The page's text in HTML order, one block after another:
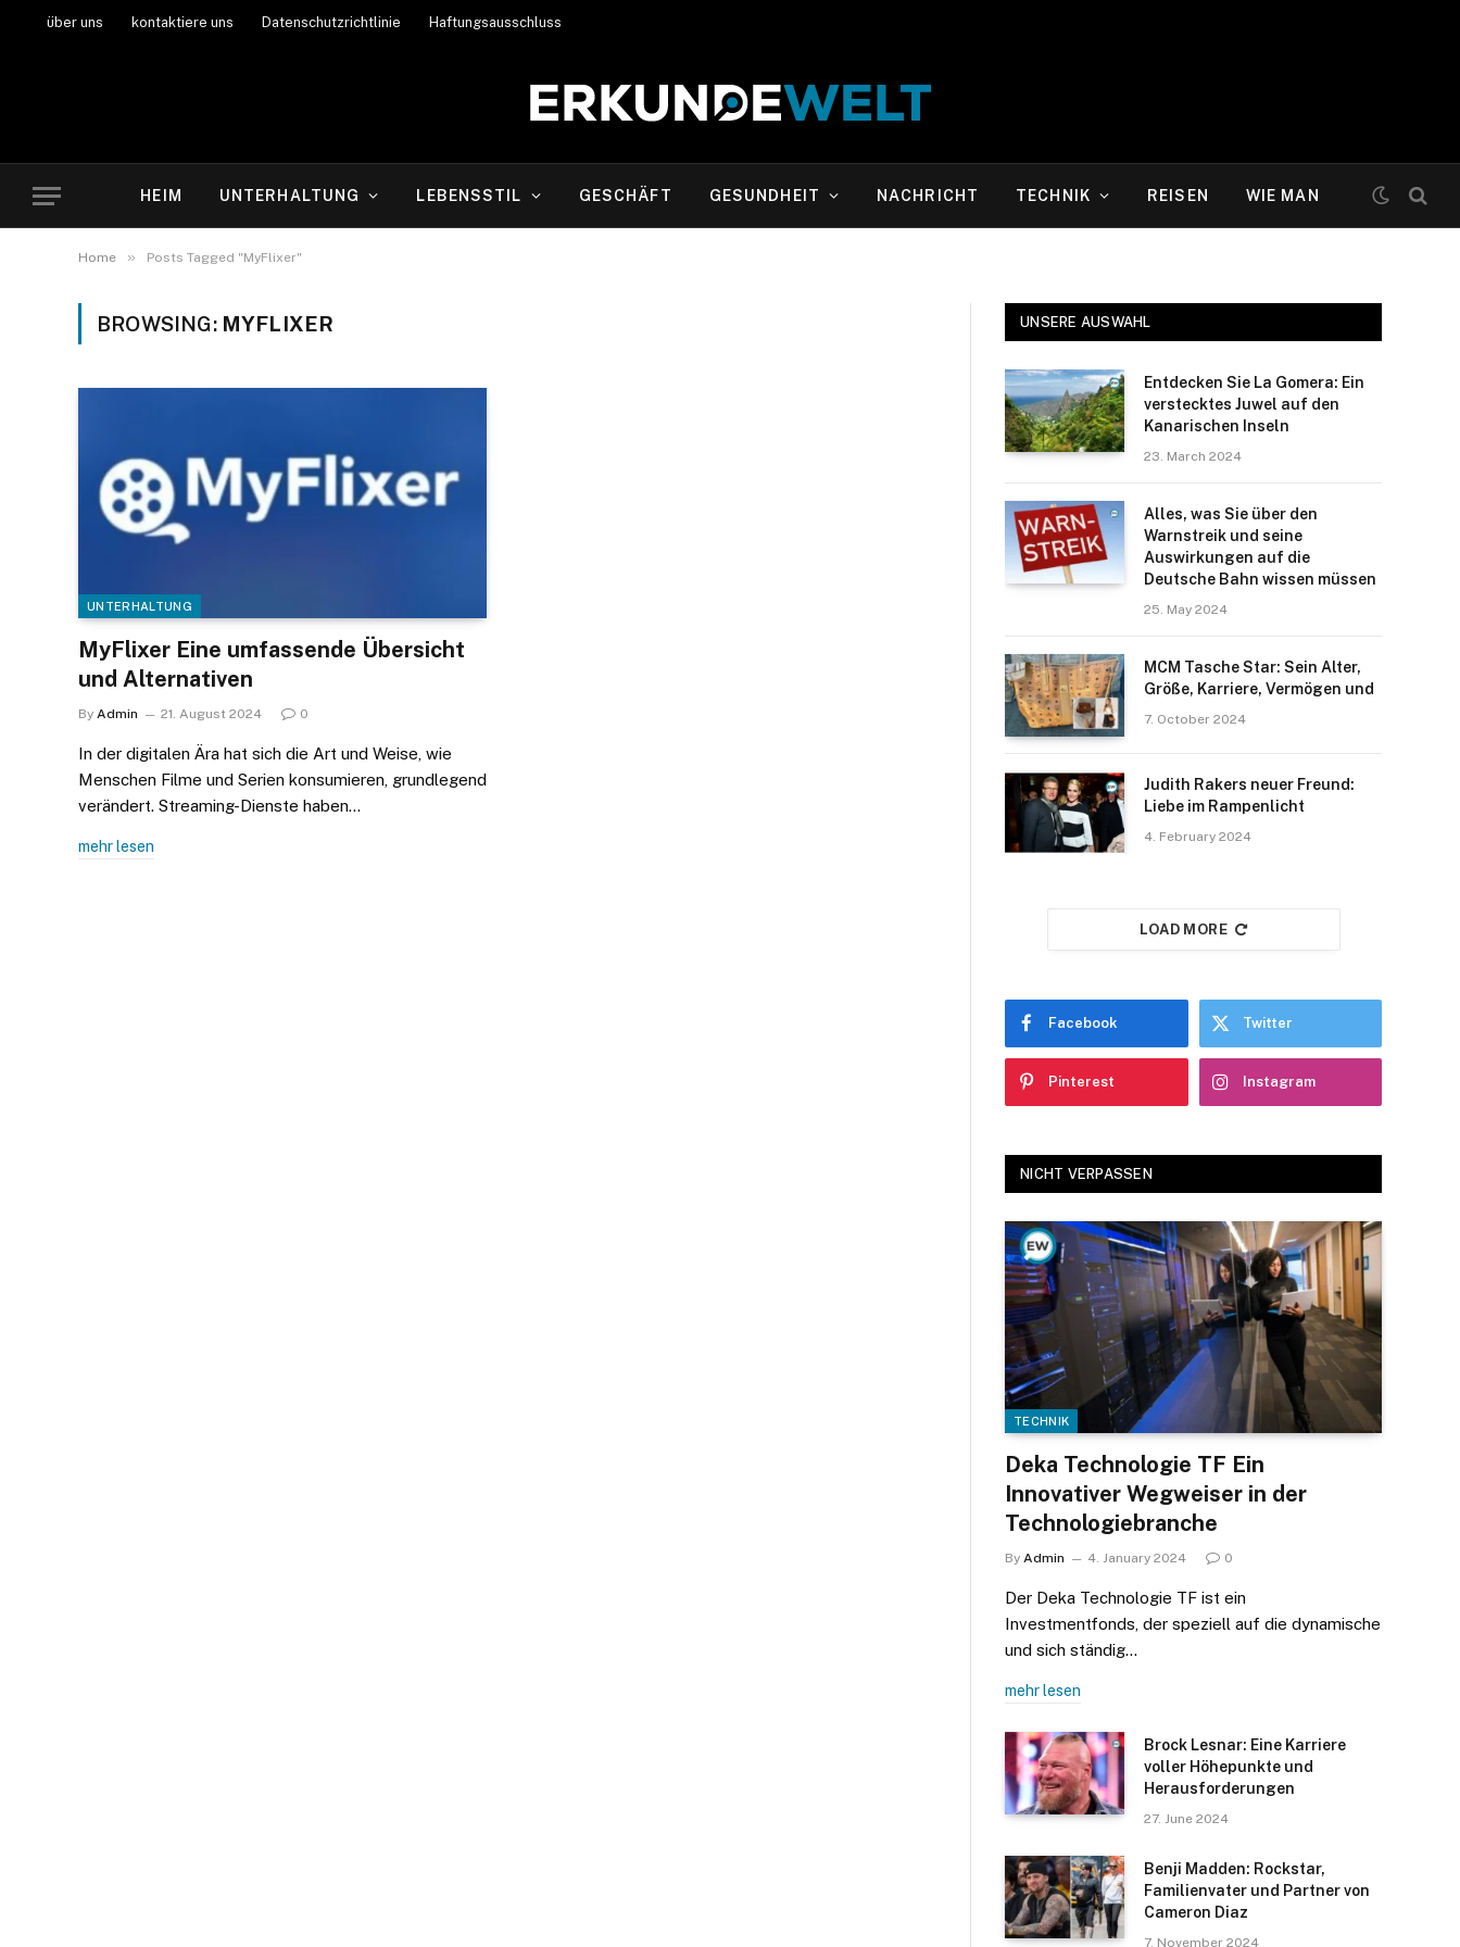
über uns kontaktiere uns Datenschutzrichtlinie Haftungsausschluss
HEIM UNTERHALTUNG LEBENSSTIL GESCHÄFT GESUNDHEIT NACHRICHT TECHNIK REISEN WIE MAN
Home » Posts Tagged "MyFlixer"
BROWSING: MYFLIXER
UNTERHALTUNG
MyFlixer Eine umfassende Übersicht
und Alternativen
By Admin 21. August 2024 0
In der digitalen Ära hat sich die Art und Weise, wie
Menschen Filme und Serien konsumieren, grundlegend
verändert. Streaming-Dienste haben…
mehr lesen
UNSERE AUSWAHL
Entdecken Sie La Gomera: Ein
verstecktes Juwel auf den
Kanarischen Inseln
23. March 2024
Alles, was Sie über den
Warnstreik und seine
Auswirkungen auf die
Deutsche Bahn wissen müssen
25. May 2024
MCM Tasche Star: Sein Alter,
Größe, Karriere, Vermögen und
7. October 2024
Judith Rakers neuer Freund:
Liebe im Rampenlicht
4. February 2024
LOAD MORE
Facebook Twitter
Pinterest Instagram
NICHT VERPASSEN
TECHNIK
Deka Technologie TF Ein
Innovativer Wegweiser in der
Technologiebranche
By Admin 4. January 2024 0
Der Deka Technologie TF ist ein
Investmentfonds, der speziell auf die dynamische
und sich ständig…
mehr lesen
Brock Lesnar: Eine Karriere
voller Höhepunkte und
Herausforderungen
27. June 2024
Benji Madden: Rockstar,
Familienvater und Partner von
Cameron Diaz
7. November 2024